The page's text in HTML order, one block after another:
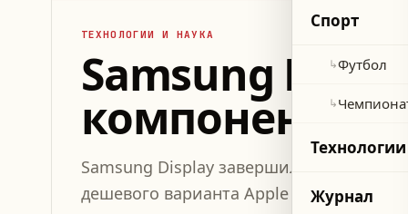
ТЕХНОЛОГИИ И НАУКА
Samsung
компонента
Samsung Display завершил проект
дешевого варианта Apple Vision Pro, в
Спорт
↳Футбол
↳
Технологии
Журнал